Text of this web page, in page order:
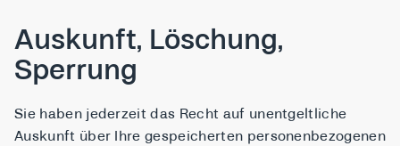
Auskunft, Löschung,
Sperrung
Sie haben jederzeit das Recht auf unentgeltliche
Auskunft über Ihre gespeicherten personenbezogenen